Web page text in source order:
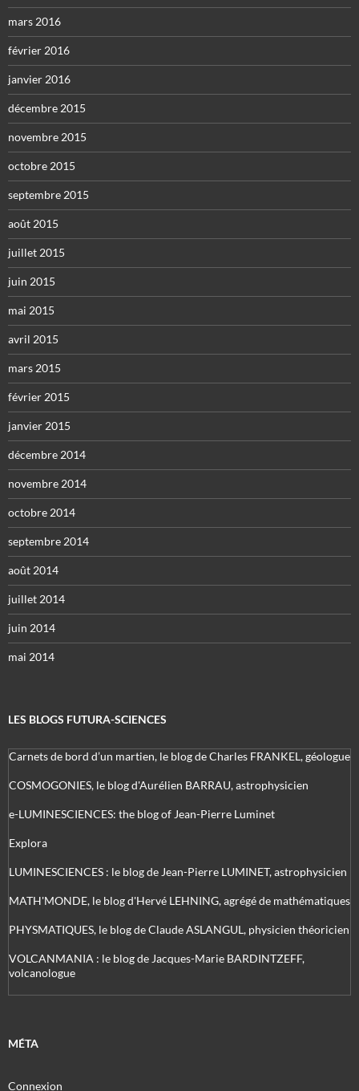
mars 2016
février 2016
janvier 2016
décembre 2015
novembre 2015
octobre 2015
septembre 2015
août 2015
juillet 2015
juin 2015
mai 2015
avril 2015
mars 2015
février 2015
janvier 2015
décembre 2014
novembre 2014
octobre 2014
septembre 2014
août 2014
juillet 2014
juin 2014
mai 2014
LES BLOGS FUTURA-SCIENCES
Carnets de bord d’un martien, le blog de Charles FRANKEL, géologue
COSMOGONIES, le blog d'Aurélien BARRAU, astrophysicien
e-LUMINESCIENCES: the blog of Jean-Pierre Luminet
Explora
LUMINESCIENCES : le blog de Jean-Pierre LUMINET, astrophysicien
MATH'MONDE, le blog d'Hervé LEHNING, agrégé de mathématiques
PHYSMATIQUES, le blog de Claude ASLANGUL, physicien théoricien
VOLCANMANIA : le blog de Jacques-Marie BARDINTZEFF,
volcanologue
MÉTA
Connexion